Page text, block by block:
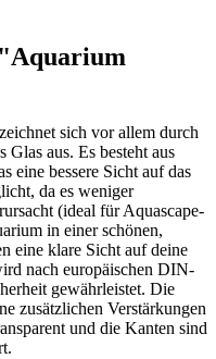
sich vor allem durch
Glas aus. Es besteht aus
eine bessere Sicht auf das
da es weniger
(ideal für Aquascape-
in einer schönen,
eine klare Sicht auf deine
nach europäischen DIN-
gewährleistet. Die
zusätzlichen Verstärkungen
und die Kanten sind